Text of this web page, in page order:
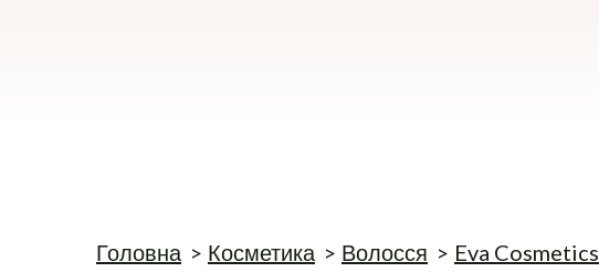
Головна Косметика Волосся
Eva Cosmetics